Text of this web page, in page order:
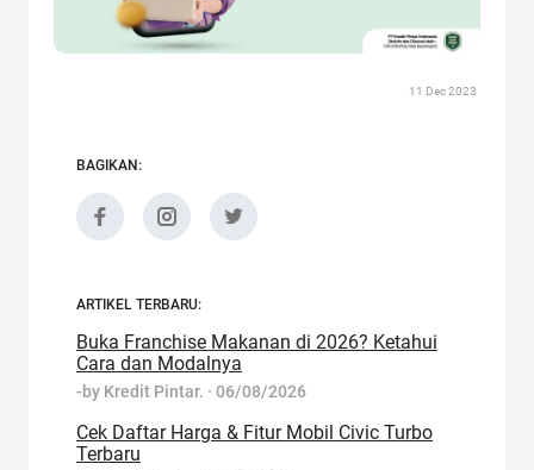
11 Dec 2023
BAGIKAN:
ARTIKEL TERBARU:
Buka Franchise Makanan di 2026? Ketahui
Cara dan Modalnya
-by Kredit Pintar. · 06/08/2026
Cek Daftar Harga & Fitur Mobil Civic Turbo
Terbaru